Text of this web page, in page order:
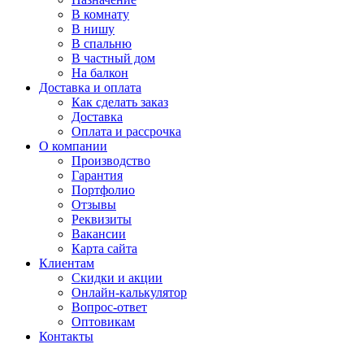
В комнату
В нишу
В спальню
В частный дом
На балкон
Доставка и оплата
Как сделать заказ
Доставка
Оплата и рассрочка
О компании
Производство
Гарантия
Портфолио
Отзывы
Реквизиты
Вакансии
Карта сайта
Клиентам
Скидки и акции
Онлайн-калькулятор
Вопрос-ответ
Оптовикам
Контакты